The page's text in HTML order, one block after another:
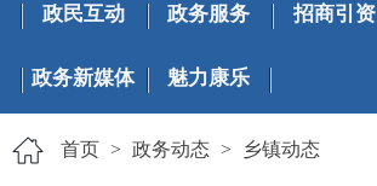
政民互动 政务服务 招商引资
政务新媒体 魅力康乐
首页 > 政务动态 > 乡镇动态